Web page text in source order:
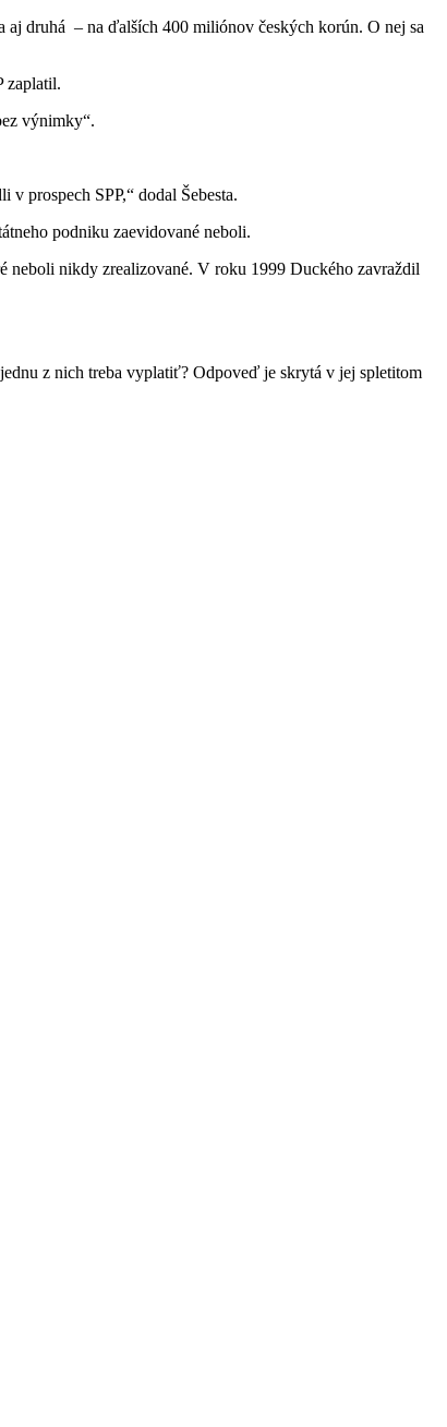
aj druhá – na ďalších 400 miliónov českých korún. O nej sa
zaplatil.
výnimky“.
prospech SPP,“ dodal Šebesta.
podniku zaevidované neboli.
neboli nikdy zrealizované. V roku 1999 Duckého zavraždil
z nich treba vyplatiť? Odpoveď je skrytá v jej spletitom